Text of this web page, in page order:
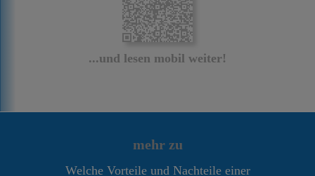
...und lesen mobil weiter!
mehr zu
Welche Vorteile und Nachteile einer